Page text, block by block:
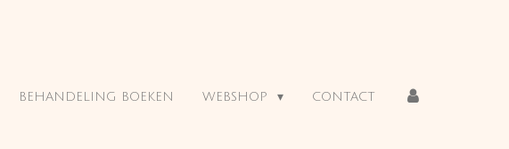
BEHANDELING BOEKEN WEBSHOP CONTACT